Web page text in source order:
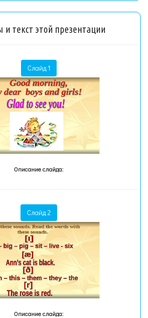
текст этой презентации
Слайд 1
Описание слайда:
Слайд 2
Описание слайда: